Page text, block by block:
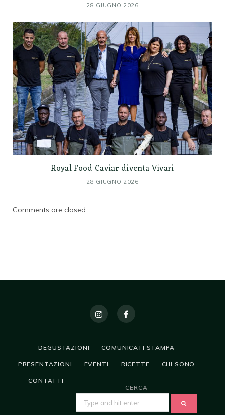
28 GIUGNO 2026
Royal Food Caviar diventa Vivari
28 GIUGNO 2026
Comments are closed.
DEGUSTAZIONI COMUNICATI STAMPA
PRESENTAZIONI EVENTI RICETTE CHI SONO
CONTATTI
CERCA
FOR: